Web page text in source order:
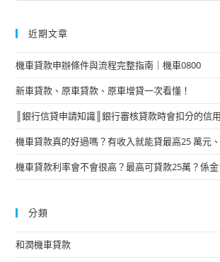
近期文章
機車貸款申辦條件與流程完整指南｜機車0800
新車貸款、原車貸款、原車增貸一次看懂！
║銀行信貸申請知識║銀行審核貸款時會扣分的信
機車貸款真的好過嗎？有收入就能貸最高25 萬元
機車貸款利率會不會很高？最高可貸款25萬？係金
分類
和潤機車貸款